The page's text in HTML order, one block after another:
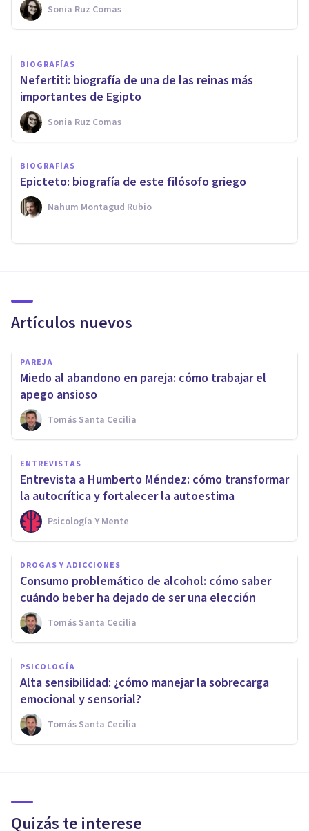
Sonia Ruz Comas
Sonia Ruz Comas
BIOGRAFÍAS
Nefertiti: biografía de una de las reinas más
importantes de Egipto
Sonia Ruz Comas
BIOGRAFÍAS
Epicteto: biografía de este filósofo griego
Nahum Montagud Rubio
Artículos nuevos
PAREJA
Miedo al abandono en pareja: cómo trabajar el
apego ansioso
Tomás Santa Cecilia
ENTREVISTAS
Entrevista a Humberto Méndez: cómo transformar
la autocrítica y fortalecer la autoestima
Psicología Y Mente
DROGAS Y ADICCIONES
Consumo problemático de alcohol: cómo saber
cuándo beber ha dejado de ser una elección
Tomás Santa Cecilia
PSICOLOGÍA
Alta sensibilidad: ¿cómo manejar la sobrecarga
emocional y sensorial?
Tomás Santa Cecilia
Quizás te interese